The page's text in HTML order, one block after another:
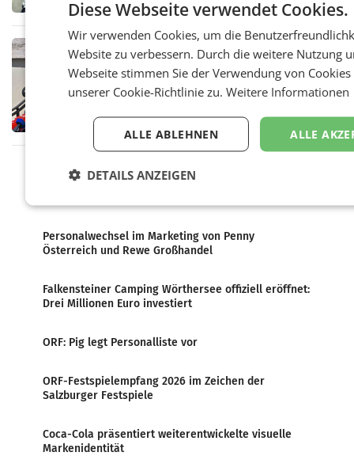
ab sofort die Geschäftsleitung der Wiener
Anna Kalina-Mahr.
Ungarn: Journalisten
dokumentierten Manipulation und
Zensur
Mitarbeitern der Ungarischen
Nachrichtenagentur MTI soll die
systematische Nachrichten-Manipulation und
Personalwechsel im Marketing von Penny
Österreich und Rewe Großhandel
Falkensteiner Camping Wörthersee offiziell eröffnet:
Drei Millionen Euro investiert
ORF: Pig legt Personalliste vor
ORF-Festspielempfang 2026 im Zeichen der
Salzburger Festspiele
Coca-Cola präsentiert weiterentwickelte visuelle
Markenidentität
Diese Webseite verwendet Cookies.
Wir verwenden Cookies, um die
Website zu verbessern. Durch die weitere Nutzung
Webseite stimmen Sie der Verwendung von
unserer Cookie-Richtlinie zu.Weitere Informationen
ALLE
ALLE ABLEHNEN
DETAILS ANZEIGEN